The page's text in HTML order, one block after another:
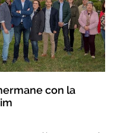
con la